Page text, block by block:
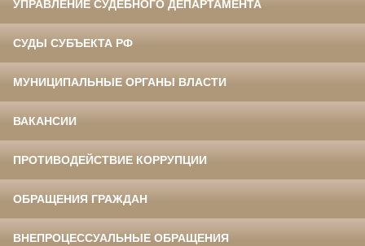
УПРАВЛЕНИЕ СУДЕБНОГО ДЕПАРТАМЕНТА
СУДЫ СУБЪЕКТА РФ
МУНИЦИПАЛЬНЫЕ ОРГАНЫ ВЛАСТИ
ВАКАНСИИ
ПРОТИВОДЕЙСТВИЕ КОРРУПЦИИ
ОБРАЩЕНИЯ ГРАЖДАН
ВНЕПРОЦЕССУАЛЬНЫЕ ОБРАЩЕНИЯ